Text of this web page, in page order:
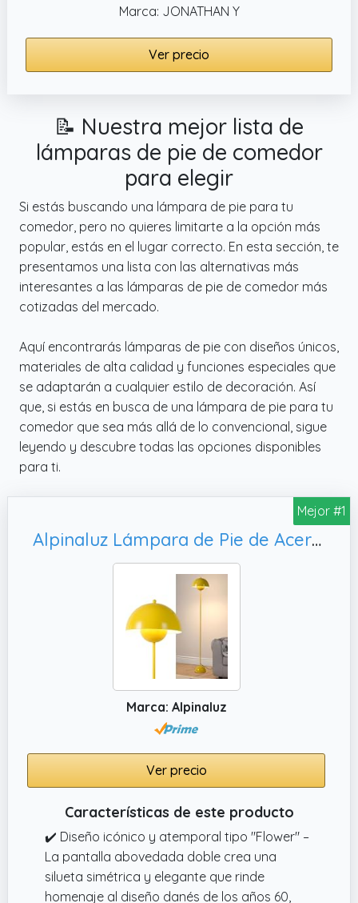
Marca: JONATHAN Y
Ver precio
📝 Nuestra mejor lista de
lámparas de pie de comedor
para elegir
Si estás buscando una lámpara de pie para tu
comedor, pero no quieres limitarte a la opción más
popular, estás en el lugar correcto. En esta sección, te
presentamos una lista con las alternativas más
interesantes a las lámparas de pie de comedor más
cotizadas del mercado.
Aquí encontrarás lámparas de pie con diseños únicos,
materiales de alta calidad y funciones especiales que
se adaptarán a cualquier estilo de decoración. Así
que, si estás en busca de una lámpara de pie para tu
comedor que sea más allá de lo convencional, sigue
leyendo y descubre todas las opciones disponibles
para ti.
Mejor #1
Alpinaluz Lámpara de Pie de Acero con Pantalla Abovedada – Estilo Moderno, Dormitorio o Comedor (Amarillo)
Marca: Alpinaluz
Ver precio
Características de este producto
✔️ Diseño icónico y atemporal tipo "Flower" –
La pantalla abovedada doble crea una
silueta simétrica y elegante que rinde
homenaje al diseño danés de los años 60,